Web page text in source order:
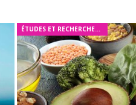
ÉTUDES ET RECHERCHES MÉDICALES